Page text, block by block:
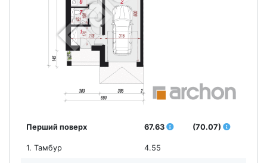
Перший поверх 67.63 (70.07)
1. Тамбур 4.55